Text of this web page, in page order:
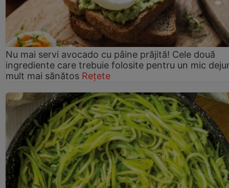
Nu mai servi avocado cu pâine prăjită! Cele două
ingrediente care trebuie folosite pentru un mic
mult mai sănătos Rețete